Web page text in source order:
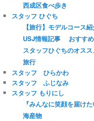
西成区食べ歩き
スタッフ ひぐち
【旅行】モデルコース
USJ情報記事
おすす
スタッフひぐちのオスス
旅行
スタッフ ひらかわ
スタッフ ふじなみ
スタッフ もりにし
『みんなに笑顔を届け
海産物